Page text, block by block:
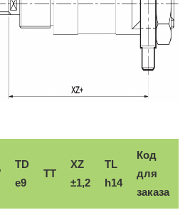
TD
e9
TT
XZ
±1,2
TL
h14
Код
для
заказа